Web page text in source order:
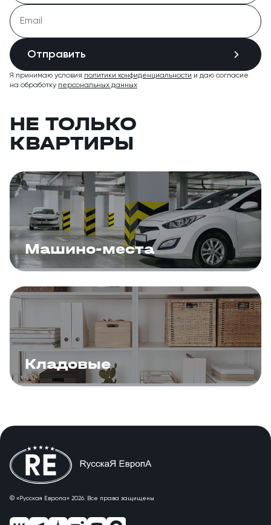
Отправить
Я принимаю условия политики конфиденциальности и даю согласие
на обработку персональных данных
НЕ ТОЛЬКО
КВАРТИРЫ
Машино-места
Кладовые
© «Русская Европа» 2026. Все права защищены